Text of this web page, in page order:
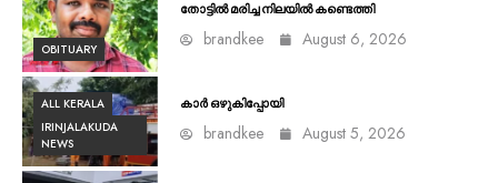
OBITUARY
തോട്ടിൽ മരിച്ച നിലയിൽ കണ്ടെത്തി
brandkee August 6, 2026
ALL KERALA
IRINJALAKUDA
NEWS
കാർ ഒഴുകിപ്പോയി
brandkee August 5, 2026